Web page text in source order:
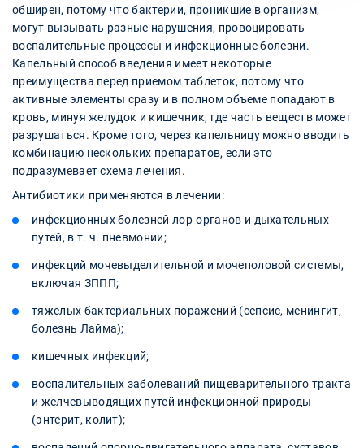
обширен, потому что бактерии, проникшие в организм,
могут вызывать разные нарушения, провоцировать
воспалительные процессы и инфекционные болезни.
Капельный способ введения имеет некоторые
преимущества перед приемом таблеток, потому что
активные элементы сразу и в полном объеме попадают в
кровь, минуя желудок и кишечник, где часть веществ может
разрушаться. Кроме того, через капельницу можно вводить
комбинацию нескольких препаратов, если это
подразумевает схема лечения.
Антибиотики применяются в лечении:
инфекционных болезней лор-органов и дыхательных
путей, в т. ч. пневмонии;
инфекций мочевыделительной и мочеполовой системы,
включая ЗППП;
тяжелых бактериальных поражений (сепсис, менингит,
болезнь Лайма);
кишечных инфекций;
воспалительных заболеваний пищеварительного тракта
и желчевыводящих путей инфекционной природы
(энтерит, колит);